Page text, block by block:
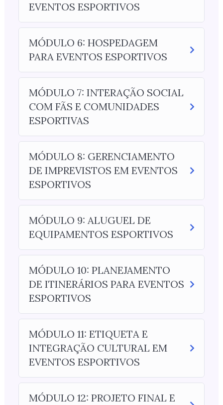
EVENTOS ESPORTIVOS
MÓDULO 6: HOSPEDAGEM
PARA EVENTOS ESPORTIVOS
MÓDULO 7: INTERAÇÃO SOCIAL
COM FÃS E COMUNIDADES
ESPORTIVAS
MÓDULO 8: GERENCIAMENTO
DE IMPREVISTOS EM EVENTOS
ESPORTIVOS
MÓDULO 9: ALUGUEL DE
EQUIPAMENTOS ESPORTIVOS
MÓDULO 10: PLANEJAMENTO
DE ITINERÁRIOS PARA EVENTOS
ESPORTIVOS
MÓDULO 11: ETIQUETA E
INTEGRAÇÃO CULTURAL EM
EVENTOS ESPORTIVOS
MÓDULO 12: PROJETO FINAL E